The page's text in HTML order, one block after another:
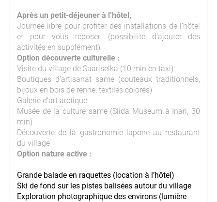
Après un petit-déjeuner à l’hôtel,
Journée libre pour profiter des installations de l’hôtel
et pour vous reposer. (possibilité d’ajouter des
activités en supplément).
Option découverte culturelle :
Visite du village de Saariselkä (10 min en taxi)
Boutiques d’artisanat same (couteaux traditionnels,
bijoux en bois de renne, textiles colorés)
Galerie d’art arctique
Musée de la culture same (Siida Museum à Inari, 30
min)
Découverte de la gastronomie lapone au restaurant
du village
Option nature active :
Grande balade en raquettes (location à l’hôtel)
Ski de fond sur les pistes balisées autour du village
Exploration photographique des environs (lumière